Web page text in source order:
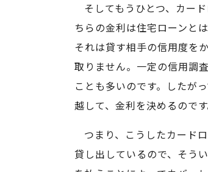
そしてもうひとつ、カー
ちらの金利は住宅ローンと
それは貸す相手の信用度を
取りません。一定の信用調
ことも多いのです。したが
越して、金利を決めるのです
つまり、こうしたカード
貸し出しているので、そう